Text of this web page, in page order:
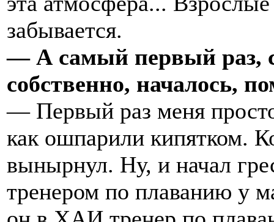
забывается.
— А самый первый раз, с
собственно, началось,
— Первый раз меня
как ошпарили кипятком.
вынырнул. Ну, и начал
тренером по плаванию у